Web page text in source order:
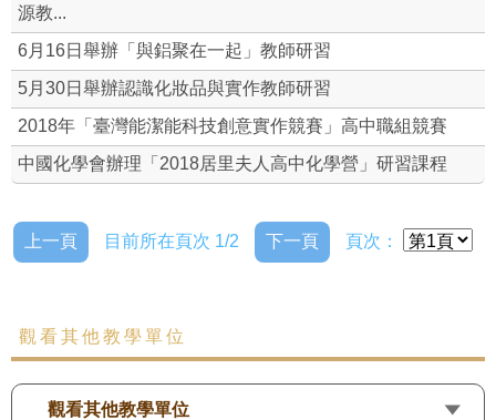
源教...
6月16日舉辦「與鋁聚在一起」教師研習
5月30日舉辦認識化妝品與實作教師研習
2018年「臺灣能潔能科技創意實作競賽」高中職組競賽
中國化學會辦理「2018居里夫人高中化學營」研習課程
上一頁 目前所在頁次 1/2 下一頁 頁次：
觀看其他教學單位
觀看其他教學單位